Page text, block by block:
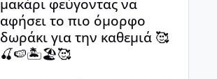
μακάρι φεύγοντας να
αφήσει το πιο όμορφο
δωράκι για την καθεμιά 🥰
🍒🍉🏝️🏖️🥰